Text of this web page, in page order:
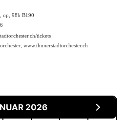
op, 98b B190
tickets
www.thunerstadtorchester.ch
2026